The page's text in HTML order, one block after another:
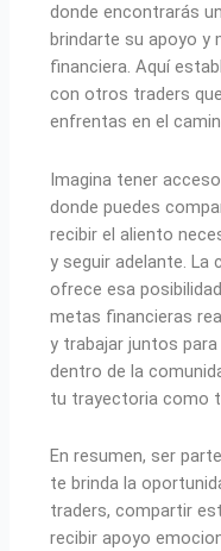
donde encontrarás
brindarte su apoyo
financiera. Aquí
con otros traders
enfrentas en el
Imagina tener
donde puedes
recibir el aliento
y seguir adelante. La
ofrece esa
metas financieras
y trabajar juntos
dentro de la
tu trayectoria como
En resumen, ser
te brinda la
traders, compartir
recibir apoyo